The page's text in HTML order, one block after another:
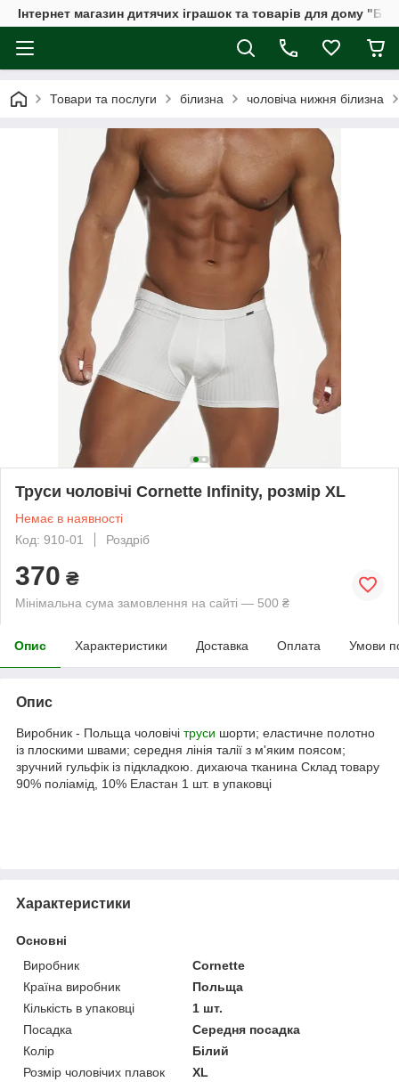
Інтернет магазин дитячих іграшок та товарів для дому
Товари та послуги білизна чоловіча нижня білизна
Труси чоловічі Cornette Infinity, розмір XL
Немає в наявності
Код: 910-01
Роздріб
370 ₴
Мінімальна сума замовлення на сайті — 500 ₴
Опис Характеристики Доставка Оплата Умови
Опис
Виробник - Польща чоловічі труси шорти; еластичне полотно
із плоскими швами; середня лінія талії з м'яким поясом;
зручний гульфік із підкладкою. дихаюча тканина Склад товару
90% поліамід, 10% Еластан 1 шт. в упаковці
Характеристики
Основні
Виробник
Cornette
Країна виробник
Польща
Кількість в упаковці
1 шт.
Посадка
Середня посадка
Колір
Білий
Розмір чоловічих плавок
XL